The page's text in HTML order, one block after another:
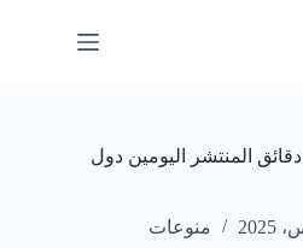
“نااااار” فيلم هدير عبدالرازق 9 دقائق المنتشر اليومين دول
منوعات